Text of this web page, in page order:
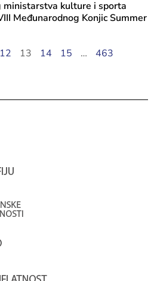
ministarstva kulture i sporta
Međunarodnog Konjic Summer
12 13 14 15 …
463